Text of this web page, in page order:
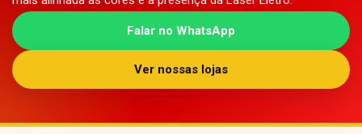
Falar no WhatsApp
Ver nossas lojas